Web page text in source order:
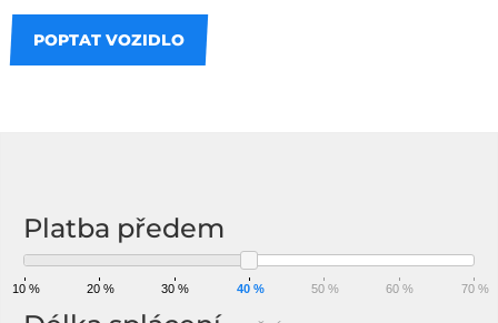
POPTAT VOZIDLO
Platba předem
10 % 20 % 30 % 40 % 50 % 60 % 70 %